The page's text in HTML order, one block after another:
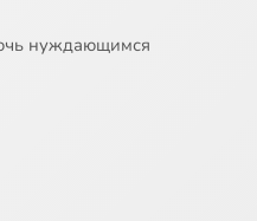
нуждающимся